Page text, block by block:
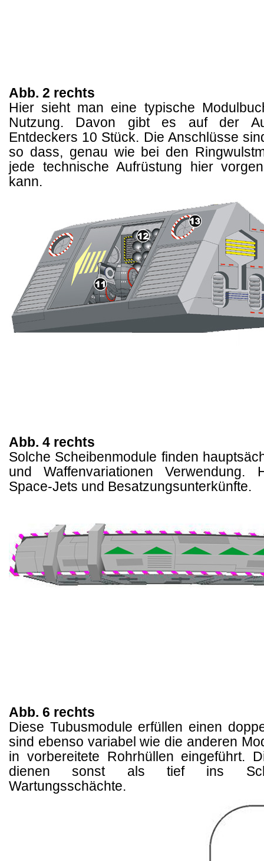
Abb. 2 rechts
Hier sieht man eine typische
Nutzung. Davon gibt es auf der
Entdeckers 10 Stück. Die Anschlüsse
so dass, genau wie bei den
jede technische Aufrüstung hier
kann.
Abb. 4 rechts
Solche Scheibenmodule finden
und Waffenvariationen Verwendung.
Space-Jets und Besatzungsunterkünfte.
Abb. 6 rechts
Diese Tubusmodule erfüllen einen
sind ebenso variabel wie die anderen
in vorbereitete Rohrhüllen eingeführt.
dienen sonst als tief ins
Wartungsschächte.